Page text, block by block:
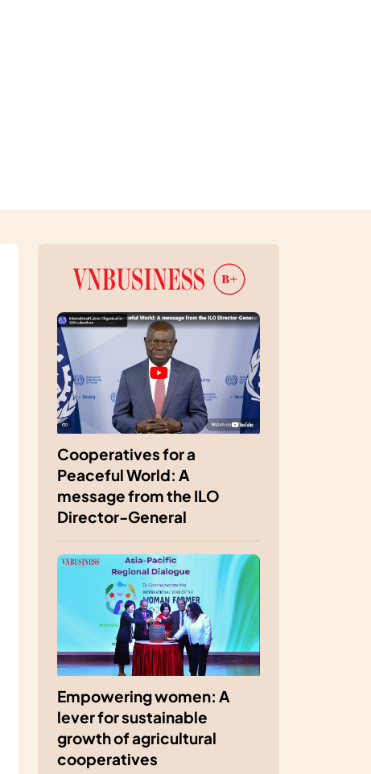
Cooperatives for a
Peaceful World: A
message from the ILO
Director-General
Empowering women: A
lever for sustainable
growth of agricultural
cooperatives